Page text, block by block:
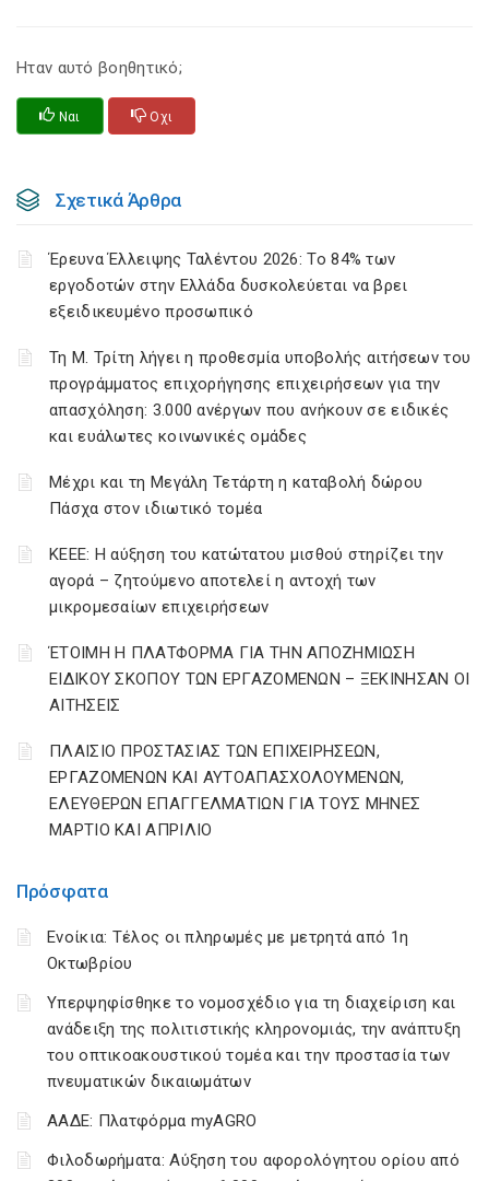
Πρόσφατα
Ενοίκια: Τέλος οι πληρωμές με μετρητά από 1η
Οκτωβρίου
Υπερψηφίσθηκε το νομοσχέδιο για τη διαχείριση και
ανάδειξη της πολιτιστικής κληρονομιάς, την ανάπτυξη
του οπτικοακουστικού τομέα και την προστασία των
πνευματικών δικαιωμάτων
ΑΑΔΕ: Πλατφόρμα myAGRO
Φιλοδωρήματα: Αύξηση του αφορολόγητου ορίου από
Ηταν αυτό βοηθητικό;
Ναι Οχι
Σχετικά Άρθρα
Έρευνα Έλλειψης Ταλέντου 2026: Το 84% των
εργοδοτών στην Ελλάδα δυσκολεύεται να βρει
εξειδικευμένο προσωπικό
Τη Μ. Τρίτη λήγει η προθεσμία υποβολής αιτήσεων του
προγράμματος επιχορήγησης επιχειρήσεων για την
απασχόληση: 3.000 ανέργων που ανήκουν σε ειδικές
και ευάλωτες κοινωνικές ομάδες
Μέχρι και τη Μεγάλη Τετάρτη η καταβολή δώρου
Πάσχα στον ιδιωτικό τομέα
ΚΕΕΕ: Η αύξηση του κατώτατου μισθού στηρίζει την
αγορά – ζητούμενο αποτελεί η αντοχή των
μικρομεσαίων επιχειρήσεων
ΈΤΟΙΜΗ Η ΠΛΑΤΦΟΡΜΑ ΓΙΑ ΤΗΝ ΑΠΟΖΗΜΙΩΣΗ
ΕΙΔΙΚΟΥ ΣΚΟΠΟΥ ΤΩΝ ΕΡΓΑΖΟΜΕΝΩΝ – ΞΕΚΙΝΗΣΑΝ ΟΙ
ΑΙΤΗΣΕΙΣ
ΠΛΑΙΣΙΟ ΠΡΟΣΤΑΣΙΑΣ ΤΩΝ ΕΠΙΧΕΙΡΗΣΕΩΝ,
ΕΡΓΑΖΟΜΕΝΩΝ ΚΑΙ ΑΥΤΟΑΠΑΣΧΟΛΟΥΜΕΝΩΝ,
ΕΛΕΥΘΕΡΩΝ ΕΠΑΓΓΕΛΜΑΤΙΩΝ ΓΙΑ ΤΟΥΣ ΜΗΝΕΣ
ΜΑΡΤΙΟ ΚΑΙ ΑΠΡΙΛΙΟ